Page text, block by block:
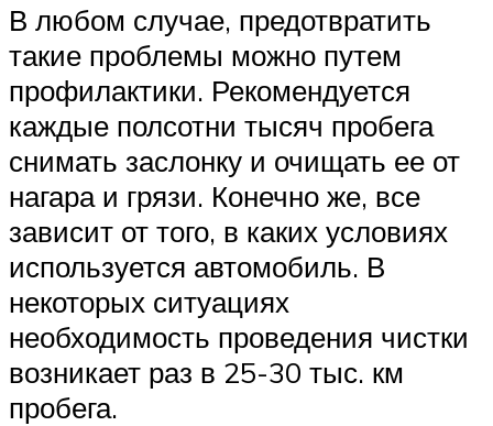
В любом случае, предотвратить
такие проблемы можно путем
профилактики. Рекомендуется
каждые полсотни тысяч пробега
снимать заслонку и очищать ее от
нагара и грязи. Конечно же, все
зависит от того, в каких условиях
используется автомобиль. В
некоторых ситуациях
необходимость проведения чистки
возникает раз в 25-30 тыс. км
пробега.